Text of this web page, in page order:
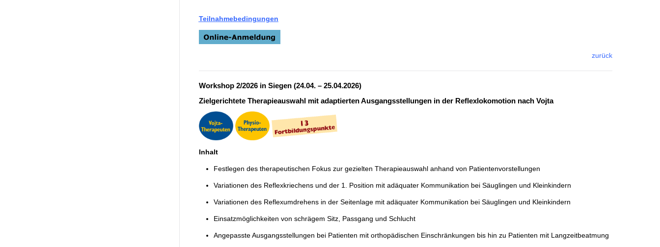
Teilnahmebedingungen
zurück
Workshop 2/2026 in Siegen (24.04. – 25.04.2026)
Zielgerichtete Therapieauswahl mit adaptierten Ausgangsstellungen in der Reflexlokomotion nach Vojta
Inhalt
Festlegen des therapeutischen Fokus zur gezielten Therapieauswahl anhand von Patientenvorstellungen
Variationen des Reflexkriechens und der 1. Position mit adäquater Kommunikation bei Säuglingen und Kleinkindern
Variationen des Reflexumdrehens in der Seitenlage mit adäquater Kommunikation bei Säuglingen und Kleinkindern
Einsatzmöglichkeiten von schrägem Sitz, Passgang und Schlucht
Angepasste Ausgangsstellungen bei Patienten mit orthopädischen Einschränkungen bis hin zu Patienten mit Langzeitbeatmung